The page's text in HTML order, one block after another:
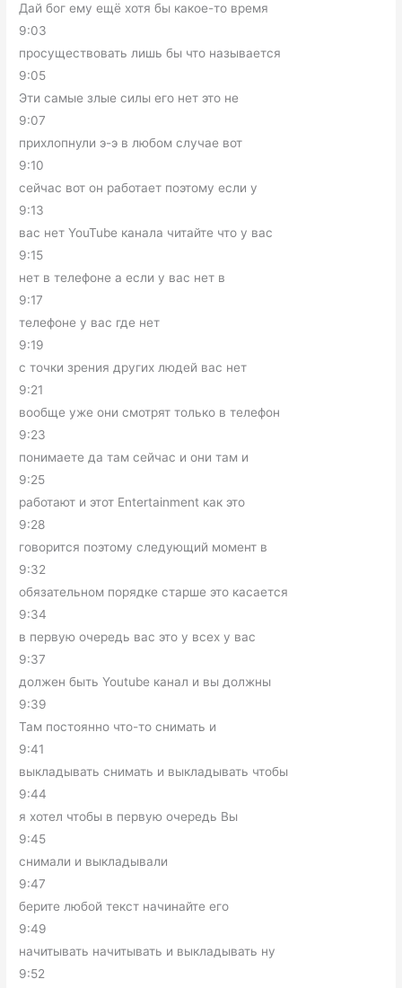
Дай бог ему ещё хотя бы какое-то время
9:03
просуществовать лишь бы что называется
9:05
Эти самые злые силы его нет это не
9:07
прихлопнули э-э в любом случае вот
9:10
сейчас вот он работает поэтому если у
9:13
вас нет YouTube канала читайте что у вас
9:15
нет в телефоне а если у вас нет в
9:17
телефоне у вас где нет
9:19
с точки зрения других людей вас нет
9:21
вообще уже они смотрят только в телефон
9:23
понимаете да там сейчас и они там и
9:25
работают и этот Entertainment как это
9:28
говорится поэтому следующий момент в
9:32
обязательном порядке старше это касается
9:34
в первую очередь вас это у всех у вас
9:37
должен быть Youtube канал и вы должны
9:39
Там постоянно что-то снимать и
9:41
выкладывать снимать и выкладывать чтобы
9:44
я хотел чтобы в первую очередь Вы
9:45
снимали и выкладывали
9:47
берите любой текст начинайте его
9:49
начитывать начитывать и выкладывать ну
9:52